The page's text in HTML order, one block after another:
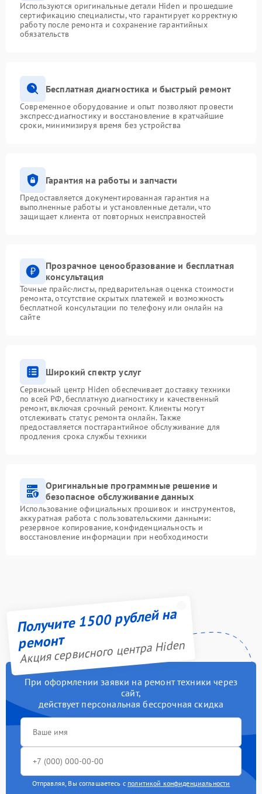
Используются оригинальные детали Hiden и прошедшие
сертификацию специалисты, что гарантирует корректную
работу после ремонта и сохранение гарантийных
обязательств
Бесплатная диагностика и быстрый ремонт
Современное оборудование и опыт позволяют провести
экспресс-диагностику и восстановление в кратчайшие
сроки, минимизируя время без устройства
Гарантия на работы и запчасти
Предоставляется документированная гарантия на
выполненные работы и установленные детали, что
защищает клиента от повторных неисправностей
Прозрачное ценообразование и бесплатная
консультация
Точные прайс-листы, предварительная оценка стоимости
ремонта, отсутствие скрытых платежей и возможность
бесплатной консультации по телефону или онлайн на
сайте
Широкий спектр услуг
Сервисный центр Hiden обеспечивает доставку техники
по всей РФ, бесплатную диагностику и качественный
ремонт, включая срочный ремонт. Клиенты могут
отслеживать статус ремонта онлайн. Также
предоставляется постгарантийное обслуживание для
продления срока службы техники
Оригинальные программные решение и
безопасное обслуживание данных
Использование официальных прошивок и инструментов,
аккуратная работа с пользовательскими данными:
резервное копирование, конфиденциальность и
восстановление информации при необходимости
Получите 1500 рублей на
ремонт
Акция сервисного центра Hiden
При оформлении заявки на ремонт техники через
сайт,
действует персональная бессрочная скидка
Отправляя, Вы соглашаетесь с политикой конфиденциальности